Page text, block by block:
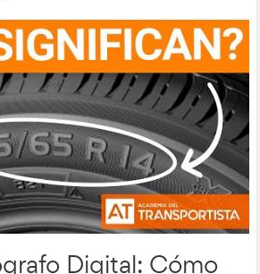
los Números y
los
un favorito de la audiencia. Con
este vídeo detalla cómo
conceptos como la anchura,
conductores profesionales como